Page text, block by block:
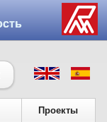
Проекты